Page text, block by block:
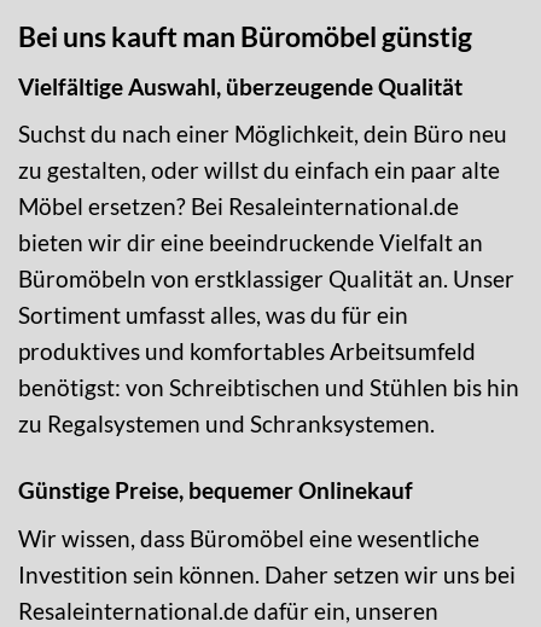
Bei uns kauft man Büromöbel günstig
Vielfältige Auswahl, überzeugende Qualität
Suchst du nach einer Möglichkeit, dein Büro neu
zu gestalten, oder willst du einfach ein paar alte
Möbel ersetzen? Bei Resaleinternational.de
bieten wir dir eine beeindruckende Vielfalt an
Büromöbeln von erstklassiger Qualität an. Unser
Sortiment umfasst alles, was du für ein
produktives und komfortables Arbeitsumfeld
benötigst: von Schreibtischen und Stühlen bis hin
zu Regalsystemen und Schranksystemen.
Günstige Preise, bequemer Onlinekauf
Wir wissen, dass Büromöbel eine wesentliche
Investition sein können. Daher setzen wir uns bei
Resaleinternational.de dafür ein, unseren